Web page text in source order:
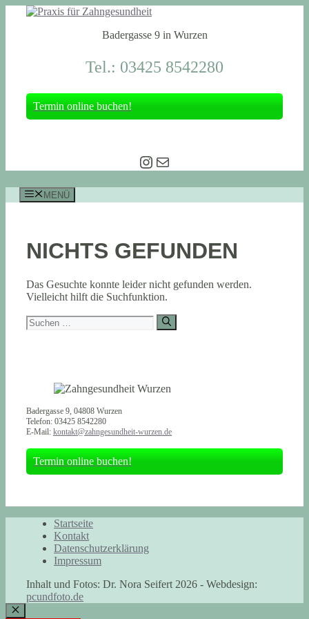
Badergasse 9 in Wurzen
Tel.: 03425 8542280
Termin online buchen!
Instagram
E-Mail
MENÜ
NICHTS GEFUNDEN
Das Gesuchte konnte leider nicht gefunden werden.
Vielleicht hilft die Suchfunktion.
Suchen
nach:
Badergasse 9, 04808 Wurzen
Telefon: 03425 8542280
E-Mail: kontakt@zahngesundheit-wurzen.de
Termin online buchen!
Startseite
Kontakt
Datenschutzerklärung
Impressum
Inhalt und Fotos: Dr. Nora Seifert 2026 - Webdesign:
pcundfoto.de